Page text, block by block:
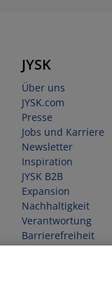
JYSK
Über uns
JYSK.com
Presse
Jobs und Karriere
Newsletter
Inspiration
JYSK B2B
Expansion
Nachhaltigkeit
Verantwortung
Barrierefreiheit